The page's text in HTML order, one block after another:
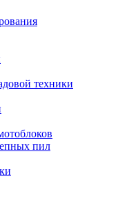
техники
пил